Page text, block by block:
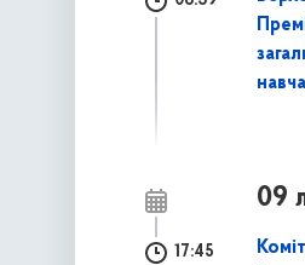
09
17:45